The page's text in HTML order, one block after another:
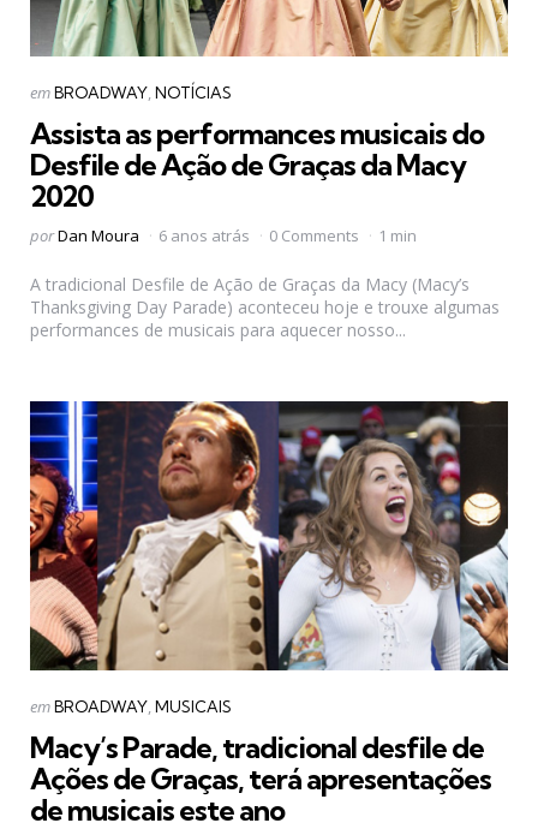
Categorias
Postado
emBROADWAY NOTÍCIAS
Assista as performances musicais do
Desfile de Ação de Graças da Macy
2020
Postado
porDan Moura 6 anos atrás 0 Comments 1 min
A tradicional Desfile de Ação de Graças da Macy (Macy’s
Thanksgiving Day Parade) aconteceu hoje e trouxe algumas
performances de musicais para aquecer nosso...
Categorias
Postado
emBROADWAY MUSICAIS
Macy’s Parade, tradicional desfile de
Ações de Graças, terá apresentações
de musicais este ano